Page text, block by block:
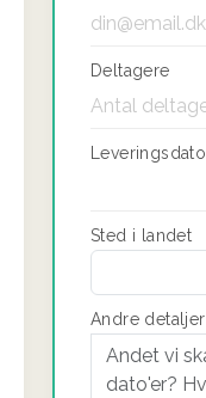
Deltagere
Leveringsdato
Sted i landet
Andre detaljer